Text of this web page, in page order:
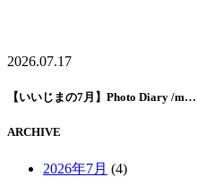
2026.07.17
【いいじまの7月】Photo Diary /m…
ARCHIVE
2026年7月 (4)